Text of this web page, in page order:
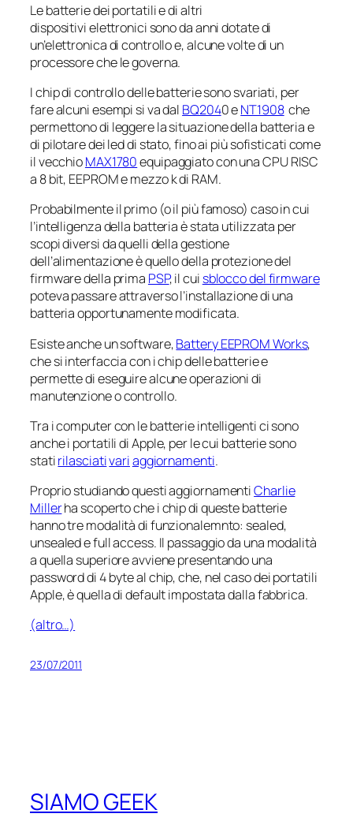
Le batterie dei portatili e di altri
dispositivi elettronici sono da anni dotate di
un’elettronica di controllo e, alcune volte di un
processore che le governa.
I chip di controllo delle batterie sono svariati, per
fare alcuni esempi si va dal BQ2040 eNT1908che
permettono di leggere la situazione della batteria e
di pilotare dei led di stato, fino ai più sofisticati come
il vecchioMAX1780equipaggiato con una CPU RISC
a 8 bit, EEPROM e mezzo k di RAM.
Probabilmente il primo (o il più famoso) caso in cui
l’intelligenzadella batteria è stata utilizzata per
scopi diversi da quelli della gestione
dell’alimentazione è quello della protezione del
firmware della prima PSP, il cui sblocco del firmware
poteva passare attraverso l’installazione di una
batteria opportunamente modificata.
Esiste anche un software,Battery EEPROM Works,
che si interfaccia con i chip delle batterie e
permette di eseguire alcune operazioni di
manutenzione o controllo.
Tra i computer con le batterieintelligentici sono
anche i portatili di Apple, per le cui batterie sono
statirilasciativariaggiornamenti.
Proprio studiando questi aggiornamentiCharlie
Millerha scoperto che i chip di queste batterie
hanno tre modalità di funzionalemnto: sealed,
unsealed e full access. Il passaggio da una modalità
a quella superiore avviene presentando una
password di 4 byte al chip, che, nel caso dei portatili
Apple, è quella di default impostata dalla fabbrica.
(altro…)
23/07/2011
SIAMO GEEK